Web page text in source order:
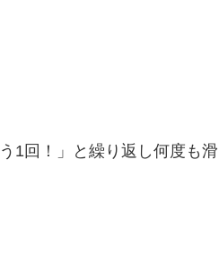
1回！」と繰り返し何度も滑